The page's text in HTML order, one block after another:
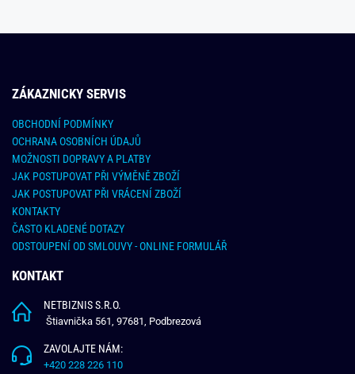
ZÁKAZNICKY SERVIS
OBCHODNÍ PODMÍNKY
OCHRANA OSOBNÍCH ÚDAJŮ
MOŽNOSTI DOPRAVY A PLATBY
JAK POSTUPOVAT PŘI VÝMĚNĚ ZBOŽÍ
JAK POSTUPOVAT PŘI VRÁCENÍ ZBOŽÍ
KONTAKTY
ČASTO KLADENÉ DOTAZY
ODSTOUPENÍ OD SMLOUVY - ONLINE FORMULÁŘ
KONTAKT
NETBIZNIS S.R.O.
Štiavnička 561, 97681, Podbrezová
ZAVOLAJTE NÁM:
+420 228 226 110